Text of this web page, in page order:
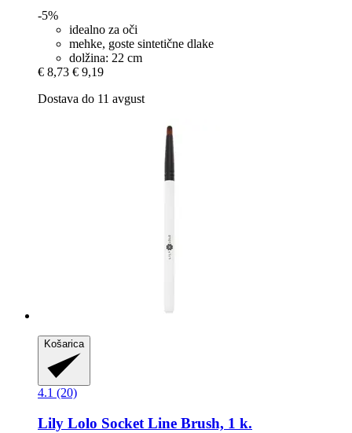
-5%
idealno za oči
mehke, goste sintetične dlake
dolžina: 22 cm
€ 8,73 € 9,19
Dostava do 11 avgust
Košarica
4.1 (20)
Lily Lolo Socket Line Brush, 1 k.